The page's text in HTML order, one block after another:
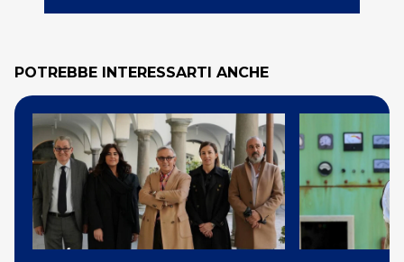
POTREBBE INTERESSARTI ANCHE